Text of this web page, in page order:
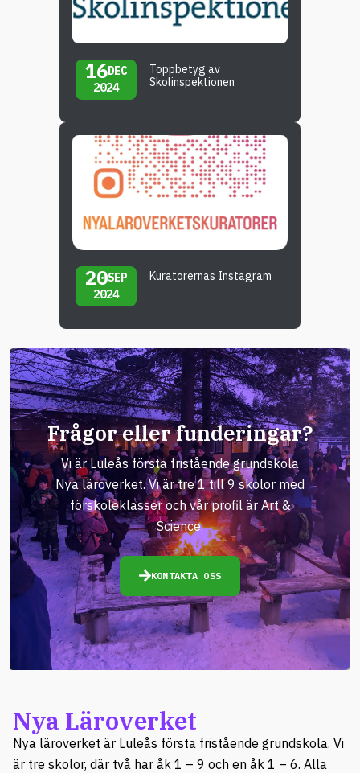
16DEC
2024
Toppbetyg av
Skolinspektionen
20SEP
2024
Kuratorernas Instagram
Frågor eller funderingar?
Vi är Luleås första fristående grundskola
Nya läroverket. Vi är tre 1 till 9 skolor med
förskoleklasser och vår profil är Art &
Science.
KONTAKTA OSS
Nya Läroverket
Nya läroverket är Luleås första fristående grundskola. Vi
är tre skolor, där två har åk 1 – 9 och en åk 1 – 6. Alla